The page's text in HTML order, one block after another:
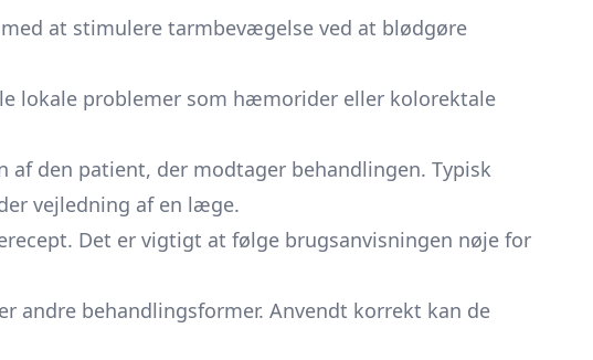
at stimulere tarmbevægelse ved at blødgøre
lokale problemer som hæmorider eller kolorektale
den patient, der modtager behandlingen. Typisk
vejledning af en læge.
Det er vigtigt at følge brugsanvisningen nøje for
andre behandlingsformer. Anvendt korrekt kan de